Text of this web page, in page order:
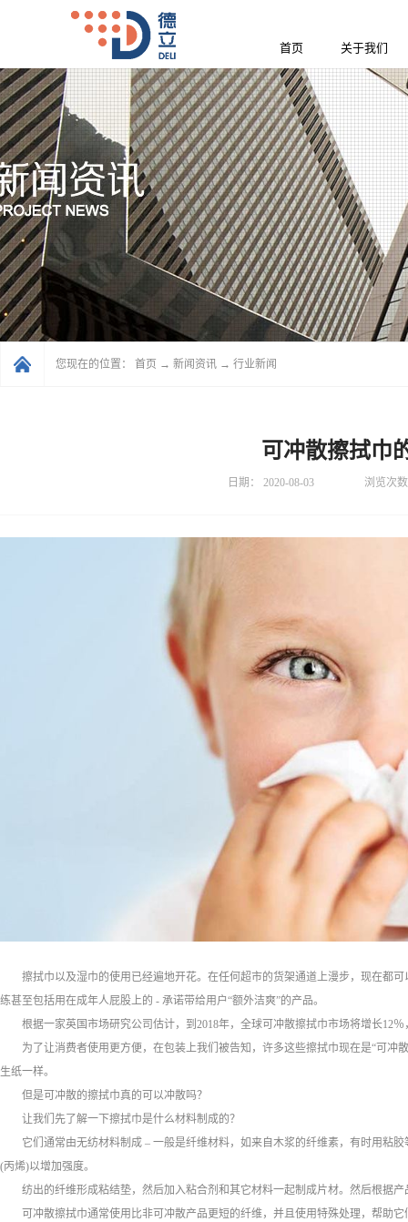
首页 关于我们
您现在的位置： 首页 → 新闻资讯 → 行业新闻
可冲散擦拭巾
日期： 2020-08-03 浏览次
擦拭巾以及湿巾的使用已经遍地开花。在任何超市的货架通道上漫步，现在都
练甚至包括用在成年人屁股上的 - 承诺带给用户“额外洁爽”的产品。
根据一家英国市场研究公司估计，到2018年，全球可冲散擦拭巾市场将增长12％
为了让消费者使用更方便，在包装上我们被告知，许多这些擦拭巾现在是“可冲
生纸一样。
但是可冲散的擦拭巾真的可以冲散吗？
让我们先了解一下擦拭巾是什么材料制成的？
它们通常由无纺材料制成 – 一般是纤维材料，如来自木浆的纤维素，有时用粘
(丙烯)以增加强度。
纺出的纤维形成粘结垫，然后加入粘合剂和其它材料一起制成片材。然后根据
可冲散擦拭巾通常使用比非可冲散产品更短的纤维，并且使用特殊处理，帮助